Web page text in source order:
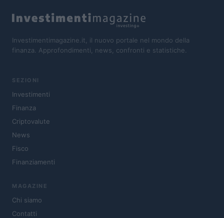
Investimentimagazine.it, il nuovo portale nel mondo della
finanza. Approfondimenti, news, confronti e statistiche.
SEZIONI
Investimenti
Finanza
Criptovalute
News
Fisco
Finanziamenti
MAGAZINE
Chi siamo
Contatti